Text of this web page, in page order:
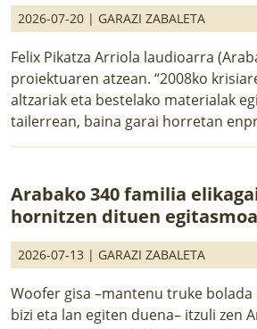
2026-07-20 | GARAZI ZABALETA
Felix Pikatza Arriola laudioarra
proiektuaren atzean. “2008ko
altzariak eta bestelako materialak
tailerrean, baina garai horretan
Arabako 340 familia
hornitzen dituen egitasmoa
2026-07-13 | GARAZI ZABALETA
Woofer gisa –mantenu truke
bizi eta lan egiten duena– itzuli zen